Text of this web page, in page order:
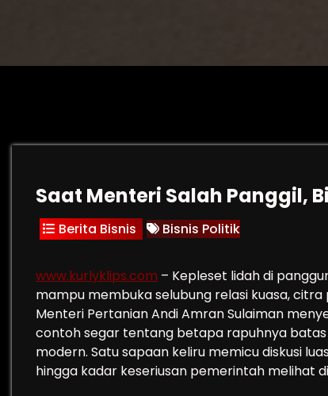
Saat Menteri Salah Panggil,
Berita Bisnis Bisnis Politik
www.kurlyklips.com – Kepleset lidah di
mampu membuka selubung relasi kuasa,
Menteri Pertanian Andi Amran Sulaiman
contoh segar tentang betapa rapuhnya
modern. Satu sapaan keliru memicu diskusi
hingga kadar keseriusan pemerintah melihat